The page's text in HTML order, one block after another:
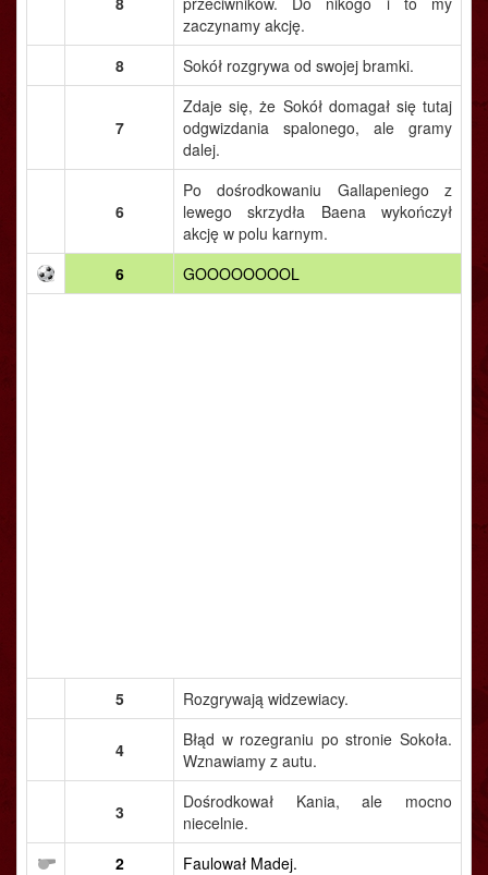
zaczynamy akcję.
8
Sokół rozgrywa od swojej bramki.
7
Zdaje się, że Sokół domagał się tutaj
odgwizdania spalonego, ale gramy
dalej.
6
Po dośrodkowaniu Gallapeniego z
lewego skrzydła Baena wykończył
akcję w polu karnym.
6
GOOOOOOOOL
5 Rozgrywają widzewiacy.
4
Błąd w rozegraniu po stronie Sokoła.
Wznawiamy z autu.
3
Dośrodkował Kania, ale mocno
niecelnie.
2
Faulował Madej.